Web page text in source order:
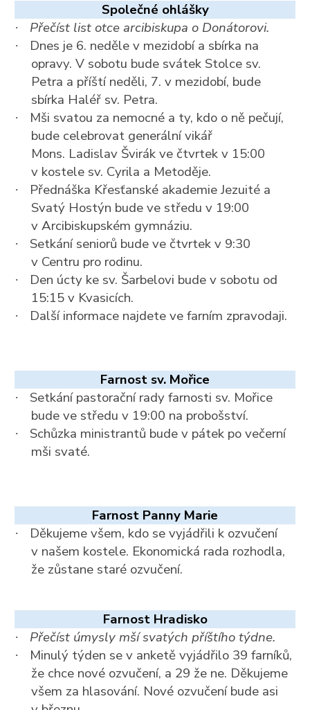
Společné ohlášky
· Přečíst list otce arcibiskupa o Donátorovi.
·
Dnes je 6. neděle v mezidobí a sbírka na
opravy. V sobotu bude svátek Stolce sv.
Petra a příští neděli, 7. v mezidobí, bude
sbírka Haléř sv. Petra.
·
Mši svatou za nemocné a ty, kdo o ně pečují,
bude celebrovat generální vikář
Mons. Ladislav Švirák ve čtvrtek v 15:00
v kostele sv. Cyrila a Metoděje.
·
Přednáška Křesťanské akademie Jezuité a
Svatý Hostýn bude ve středu v 19:00
v Arcibiskupském gymnáziu.
·
Setkání seniorů bude ve čtvrtek v 9:30
v Centru pro rodinu.
·
Den úcty ke sv. Šarbelovi bude v sobotu od
15:15 v Kvasicích.
· Další informace najdete ve farním zpravodaji.
Farnost sv. Mořice
·
Setkání pastorační rady farnosti sv. Mořice
bude ve středu v 19:00 na probošství.
·
Schůzka ministrantů bude v pátek po večerní
mši svaté.
Farnost Panny Marie
·
Děkujeme všem, kdo se vyjádřili k ozvučení
v našem kostele. Ekonomická rada rozhodla,
že zůstane staré ozvučení.
Farnost Hradisko
· Přečíst úmysly mší svatých příštího týdne.
·
Minulý týden se v anketě vyjádřilo 39 farníků,
že chce nové ozvučení, a 29 že ne. Děkujeme
všem za hlasování. Nové ozvučení bude asi